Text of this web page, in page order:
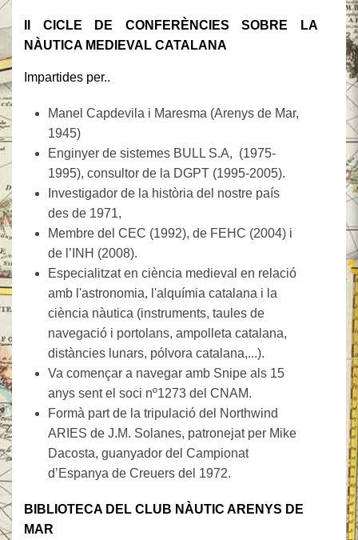
II CICLE DE CONFERÈNCIES SOBRE LA
NÀUTICA MEDIEVAL CATALANA
Impartides per..
Manel Capdevila i Maresma (Arenys de Mar,
1945)
Enginyer de sistemes BULL S.A, (1975-
1995), consultor de la DGPT (1995-2005).
Investigador de la història del nostre país
des de 1971,
Membre del CEC (1992), de FEHC (2004) i
de l’INH (2008).
Especialitzat en ciència medieval en relació
amb l'astronomia, l'alquímia catalana i la
ciència nàutica (instruments, taules de
navegació i portolans, ampolleta catalana,
distàncies lunars, pólvora catalana,...).
Va començar a navegar amb Snipe als 15
anys sent el soci nº1273 del CNAM.
Formà part de la tripulació del Northwind
ARIES de J.M. Solanes, patronejat per Mike
Dacosta, guanyador del Campionat
d’Espanya de Creuers del 1972.
BIBLIOTECA DEL CLUB NÀUTIC ARENYS DE
MAR